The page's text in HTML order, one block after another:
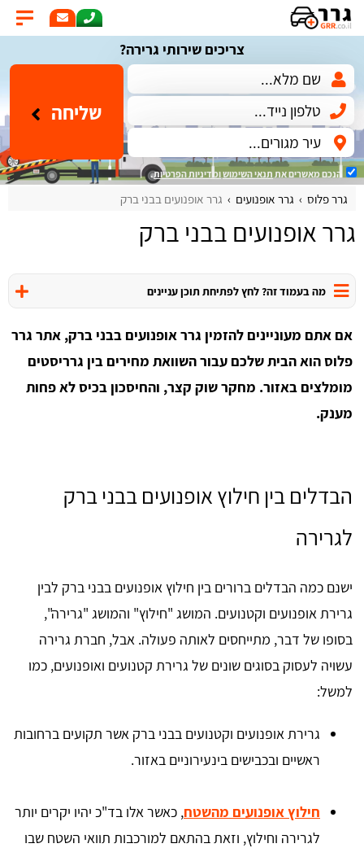
צריכים שירותי גרירה?
שליחה
הנכם מאשרים את תנאי השימושומדיניות הפרטיות.
גרר פלוס גרר אופנועים גרר אופנועים בבני ברק
גרר אופנועים בבני ברק
מה בעמוד זה? לחץ לפתיחת תוכן עניינים
אם אתם מעוניינים להזמין גרר אופנועים בבני ברק, אתר גרר
פלוס הוא הבית שלכם עבור השוואת מחירים בין גרריסטים
מומלצים באזור. מחקר שוק קצר, והחיסכון בכיס לא פחות
מענק.
הבדלים בין חילוץ אופנועים בבני ברק
לגרירה
ישנם כמה הבדלים ברורים בין חילוץ אופנועים בבני ברק לבין
גרירת אופנועים וקטנועים. המושג "חילוץ" והמושג "גרירה",
בסופו של דבר, מתייחסים לאותה פעולה. אבל, חברת גרירה
עשויה לעסוק בסוגים שונים של גרירת קטנועים ואופנועים, כמו
למשל:
גרירת אופנועים וקטנועים בבני ברק אשר תקועים ברחובות
ראשיים ובכבישים בינעירוניים באזור.
חילוץ אופנועים מהשטח, כאשר אלו בד"כ יהיו יקרים יותר
לגרירה וחילוץ, וזאת בהתאם למורכבות תוואי השטח שבו